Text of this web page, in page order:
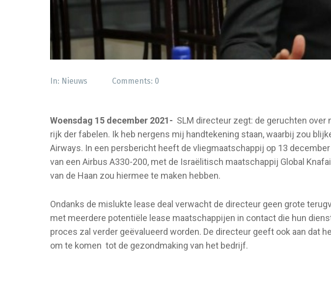
In: Nieuws Comments: 0
Woensdag 15 december 2021- SLM directeur zegt: de geruchten over
rijk der fabelen. Ik heb nergens mij handtekening staan, waarbij zou
Airways. In een persbericht heeft de vliegmaatschappij op 13
van een Airbus A330-200, met de Israëlitisch maatschappij Global
van de Haan zou hiermee te maken hebben.
Ondanks de mislukte lease deal verwacht de directeur geen grote
met meerdere potentiële lease maatschappijen in contact die hun
proces zal verder geëvalueerd worden. De directeur geeft ook aan
om te komen tot de gezondmaking van het bedrijf.